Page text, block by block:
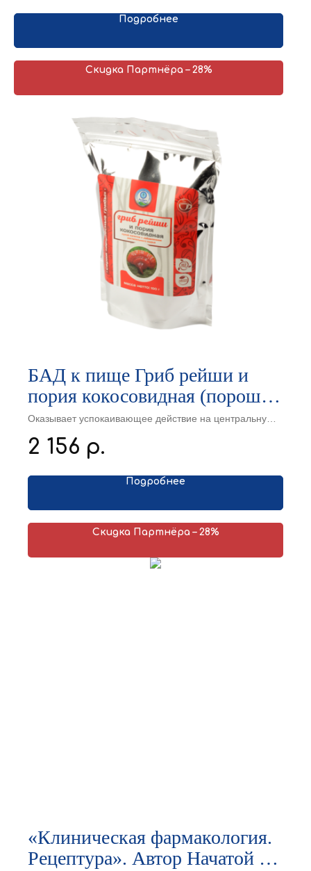
Подробнее
Скидка Партнёра – 28%
БАД к пище Гриб рейши и
пория кокосовидная (порошок
для приготовления напитка),
100 г
Оказывает успокаивающее действие на центральную
комплексное положительное влияние на организм.
2 156 р.
Подробнее
Скидка Партнёра – 28%
«Клиническая фармакология.
Рецептура». Автор Начатой В.